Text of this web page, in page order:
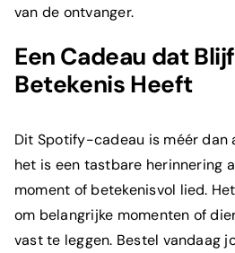
van de ontvanger.
Een Cadeau dat
Betekenis Heeft
Dit Spotify-cadeau is méér dan
het is een tastbare herinnering
moment of betekenisvol lied.
om belangrijke momenten of
vast te leggen. Bestel vandaag